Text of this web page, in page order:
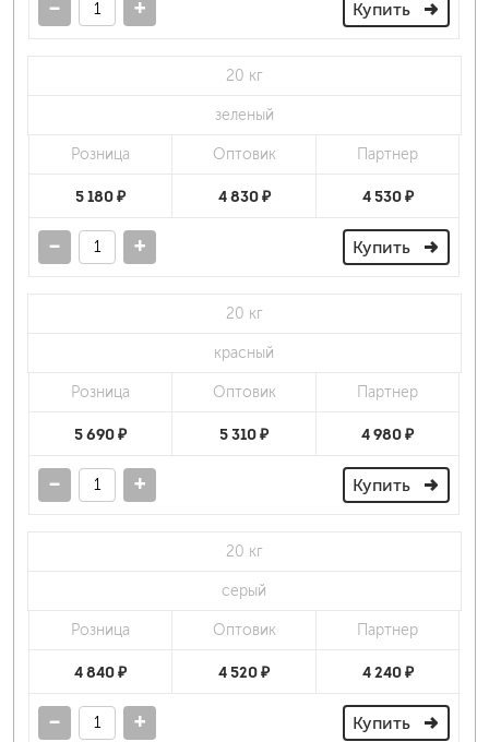
- + Купить
20 кг
зеленый
Розница Оптовик Партнер
5 180 ₽ 4 830 ₽ 4 530 ₽
- + Купить
20 кг
красный
Розница Оптовик Партнер
5 690 ₽ 5 310 ₽ 4 980 ₽
- + Купить
20 кг
серый
Розница Оптовик Партнер
4 840 ₽ 4 520 ₽ 4 240 ₽
- + Купить